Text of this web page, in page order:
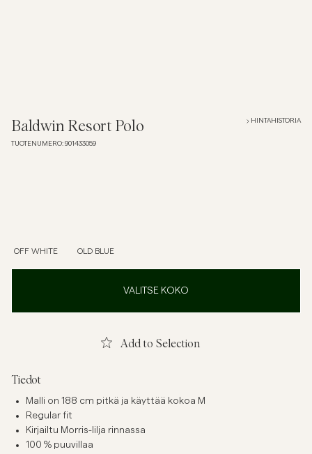
Paidat
T-paidat
AlusvaatteetAlusvaatteet
Baldwin Resort Polo
TUOTENUMERO: 901433059
HINTAHISTORIA
OFF WHITE OLD BLUE
VALITSE KOKO
Add to Selection
Tiedot
Malli on 188 cm pitkä ja käyttää kokoa M
Regular fit
Kirjailtu Morris-lilja rinnassa
100 % puuvillaa